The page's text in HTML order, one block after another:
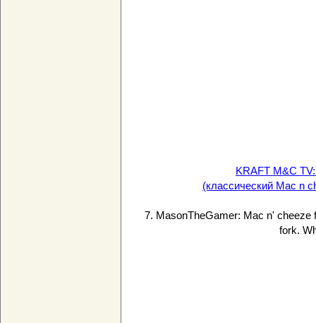
KRAFT M&C
(классический Mac n
7. MasonTheGamer: Mac n' cheeze
fork.